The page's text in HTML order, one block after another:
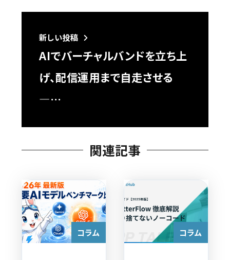
新しい投稿
AIでバーチャルバンドを立ち上
げ、配信運用まで自走させる
―…
関連記事
コラム コラム